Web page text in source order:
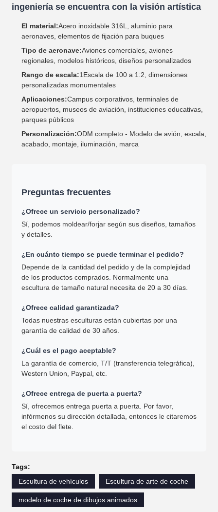
ingeniería se encuentra con la visión artística
El material:Acero inoxidable 316L, aluminio para
aeronaves, elementos de fijación para buques
Tipo de aeronave:Aviones comerciales, aviones
regionales, modelos históricos, diseños personalizados
Rango de escala:1Escala de 100 a 1:2, dimensiones
personalizadas monumentales
Aplicaciones:Campus corporativos, terminales de
aeropuertos, museos de aviación, instituciones educativas,
parques públicos
Personalización:ODM completo - Modelo de avión, escala,
acabado, montaje, iluminación, marca
Preguntas frecuentes
¿Ofrece un servicio personalizado?
Sí, podemos moldear/forjar según sus diseños, tamaños
y detalles.
¿En cuánto tiempo se puede terminar el pedido?
Depende de la cantidad del pedido y de la complejidad
de los productos comprados. Normalmente una
escultura de tamaño natural necesita de 20 a 30 días.
¿Ofrece calidad garantizada?
Todas nuestras esculturas están cubiertas por una
garantía de calidad de 30 años.
¿Cuál es el pago aceptable?
La garantía de comercio, T/T (transferencia telegráfica),
Western Union, Paypal, etc.
¿Ofrece entrega de puerta a puerta?
Sí, ofrecemos entrega puerta a puerta. Por favor,
infórmenos su dirección detallada, entonces le citaremos
el costo del flete.
Tags:
Escultura de vehículos
Escultura de arte de coche
modelo de coche de dibujos animados